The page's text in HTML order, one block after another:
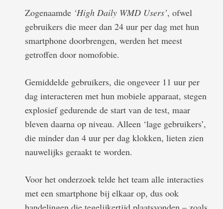
Zogenaamde ‘High Daily WMD Users’, ofwel
gebruikers die meer dan 24 uur per dag met hun
smartphone doorbrengen, werden het meest
getroffen door nomofobie.
Gemiddelde gebruikers, die ongeveer 11 uur per
dag interacteren met hun mobiele apparaat, stegen
explosief gedurende de start van de test, maar
bleven daarna op niveau. Alleen ‘lage gebruikers’,
die minder dan 4 uur per dag klokken, lieten zien
nauwelijks geraakt te worden.
Voor het onderzoek telde het team alle interacties
met een smartphone bij elkaar op, dus ook